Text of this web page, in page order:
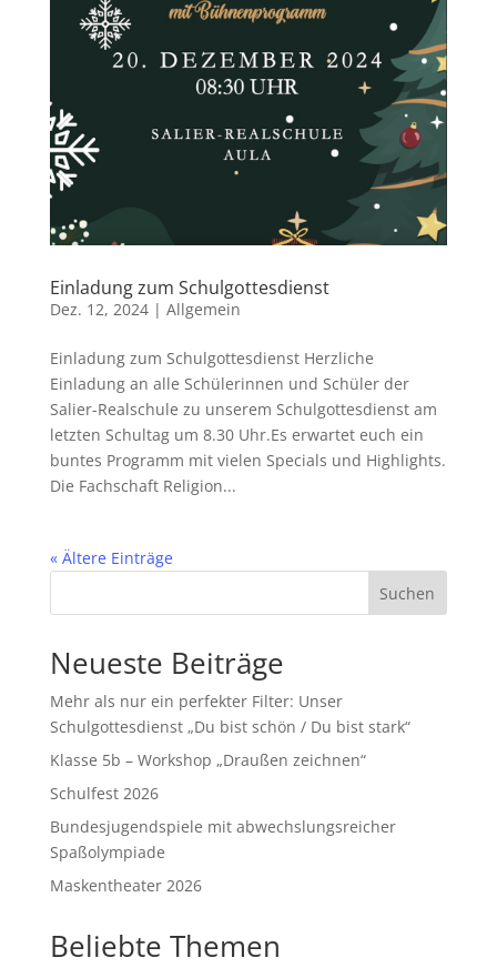
Einladung zum Schulgottesdienst
Dez. 12, 2024| Allgemein
Einladung zum Schulgottesdienst Herzliche
Einladung an alle Schülerinnen und Schüler der
Salier-Realschule zu unserem Schulgottesdienst am
letzten Schultag um 8.30 Uhr.Es erwartet euch ein
buntes Programm mit vielen Specials und Highlights.
Die Fachschaft Religion...
« Ältere Einträge
Suchen
Neueste Beiträge
Mehr als nur ein perfekter Filter: Unser
Schulgottesdienst „Du bist schön / Du bist stark“
Klasse 5b – Workshop „Draußen zeichnen“
Schulfest 2026
Bundesjugendspiele mit abwechslungsreicher
Spaßolympiade
Maskentheater 2026
Beliebte Themen